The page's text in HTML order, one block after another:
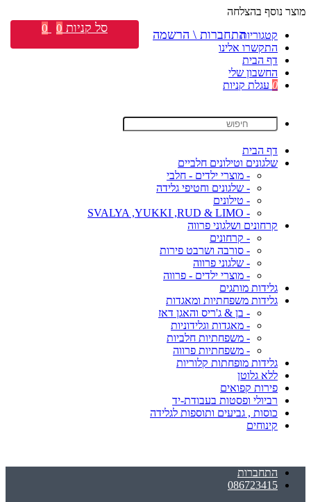
מוצר נוסף בהצלחה
קטגוריות
התקשרו אלינו
דף הבית
החשבון שלי
0 עגלת קניות
דף הבית
שלגונים וטילונים חלביים
- מוצרי ילדים - חלבי
- שלגונים וחטיפי גלידה
- טילונים
- SVALYA ,YUKKI ,RUD & LIMO
קרחונים ושלגוני פרווה
- קרחונים
- סורבה ושרבט פירות
- שלגוני פרווה
- מוצרי ילדים - פרווה
גלידות מותגים
גלידות משפחתיות ומאגדות
- בן & ג'ריס והאגן דאז
- מאגדות וגלידוניות
- משפחתיות חלביות
- משפחתיות פרווה
גלידות מופחתות קלוריות
ללא גלוטן
פירות קפואים
רביולי ופסטות בעבודת-יד
כוסות , גביעים ותוספות לגלידה
קינוחים
התחברות
086723415
התחברות \ הרשמה סל קניות 0
0